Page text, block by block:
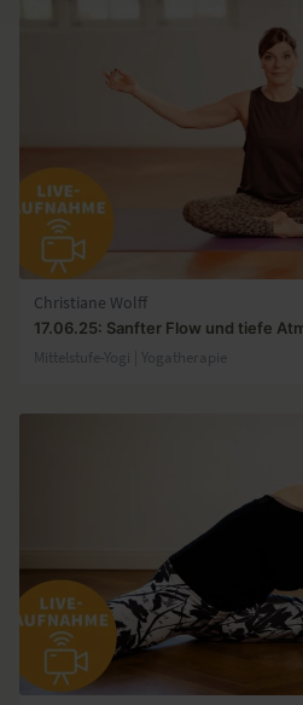
Christiane Wolff
17.06.25: Sanfter Flow und tiefe
Mittelstufe-Yogi | Yogatherapie